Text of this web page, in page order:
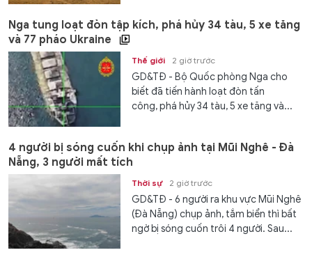
Nga tung loạt đòn tập kích, phá hủy 34 tàu, 5 xe tăng
và 77 pháo Ukraine
Thế giới 2 giờ trước
GD&TĐ - Bộ Quốc phòng Nga cho
biết đã tiến hành loạt đòn tấn
công, phá hủy 34 tàu, 5 xe tăng và...
4 người bị sóng cuốn khi chụp ảnh tại Mũi Nghê - Đà
Nẵng, 3 người mất tích
Thời sự 2 giờ trước
GD&TĐ - 6 người ra khu vực Mũi Nghê
(Đà Nẵng) chụp ảnh, tắm biển thì bất
ngờ bị sóng cuốn trôi 4 người. Sau...